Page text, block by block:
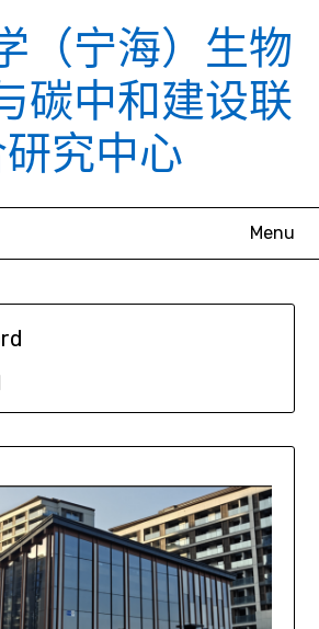
（宁海）生物
碳中和建设联
究中心
Menu